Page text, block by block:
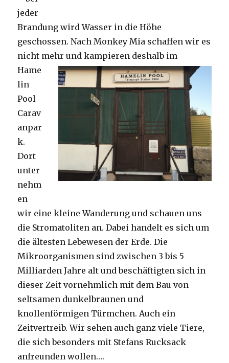
jeder
Brandung wird Wasser in die Höhe
geschossen. Nach Monkey Mia schaffen wir es
nicht mehr und kampieren deshalb im
Hame
lin
Pool
Carav
anpar
k.
Dort
unter
nehm
en
wir eine kleine Wanderung und schauen uns
die Stromatoliten an. Dabei handelt es sich um
die ältesten Lebewesen der Erde. Die
Mikroorganismen sind zwischen 3 bis 5
Milliarden Jahre alt und beschäftigten sich in
dieser Zeit vornehmlich mit dem Bau von
seltsamen dunkelbraunen und
knollenförmigen Türmchen. Auch ein
Zeitvertreib. Wir sehen auch ganz viele Tiere,
die sich besonders mit Stefans Rucksack
anfreunden wollen….